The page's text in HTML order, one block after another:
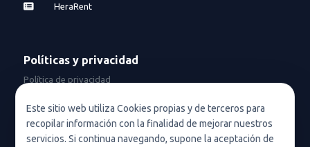
Este sitio web utiliza Cookies propias y de terceros para
recopilar información con la finalidad de mejorar nuestros
servicios. Si continua navegando, supone la aceptación de
HeraRent
Políticas y privacidad
Política de privacidad
Política de privacidad en redes sociales
Condiciones de uso